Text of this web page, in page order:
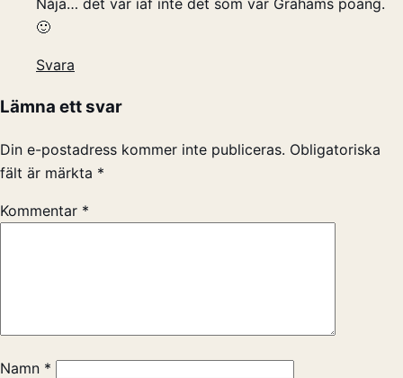
Nåja… det var iaf inte det som var Grahams poäng.
🙂
Svara
Lämna ett svar
Din e-postadress kommer inte publiceras. Obligatoriska
fält är märkta *
Kommentar *
Namn *